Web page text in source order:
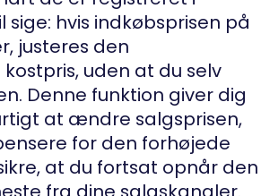
sige: hvis indkøbsprisen på
justeres den
uden at du selv
Denne funktion giver dig
at ændre salgsprisen,
for den forhøjede
at du fortsat opnår den